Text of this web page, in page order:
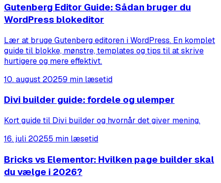
Gutenberg Editor Guide: Sådan bruger du
WordPress blokeditor
Lær at bruge Gutenberg editoren i WordPress. En komplet
guide til blokke, mønstre, templates og tips til at skrive
hurtigere og mere effektivt.
10. august 20259 min læsetid
Divi builder guide: fordele og ulemper
Kort guide til Divi builder og hvornår det giver mening.
16. juli 20255 min læsetid
Bricks vs Elementor: Hvilken page builder skal
du vælge i 2026?